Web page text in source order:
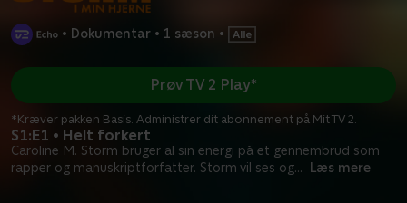
• Dokumentar • 1 sæson •
S1:E1 • Helt forkert
Caroline M. Storm bruger al sin energi på et gennembrud som
rapper og manuskriptforfatter. Storm vil ses og... Læs mere
Prøv TV 2 Play*
*Kræver pakken Basis. Administrer dit abonnement på Mit TV 2.